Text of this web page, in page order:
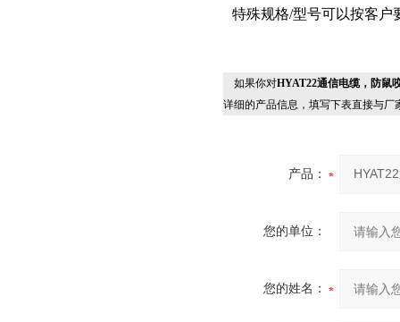
特殊规格/型号可以按客户
如果你对HYAT22通信电缆，防鼠
详细的产品信息，填写下表直接与厂
产品：
您的单位：
您的姓名：